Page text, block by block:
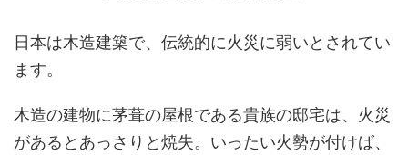
日本は木造建築で、伝統的に火災に弱いとされてい
ます。
木造の建物に茅葺の屋根である貴族の邸宅は、火災
があるとあっさりと焼失。いったい火勢が付けば、